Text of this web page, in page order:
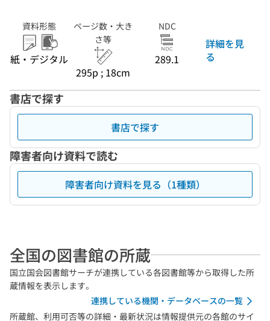
資料形態
紙・デジタル
ページ数・大き
さ等
295p ; 18cm
NDC
289.1
詳細を見
る
書店で探す
書店で探す
障害者向け資料で読む
障害者向け資料を見る（1種類）
全国の図書館の所蔵
国立国会図書館サーチが連携している各図書館等から取得した所
蔵情報を表示します。
連携している機関・データベースの一覧
所蔵館、利用可否等の詳細・最新状況は情報提供元の各館のサイ